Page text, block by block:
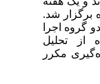
شد.
گروه اجرا
از تحلیل
مکرر